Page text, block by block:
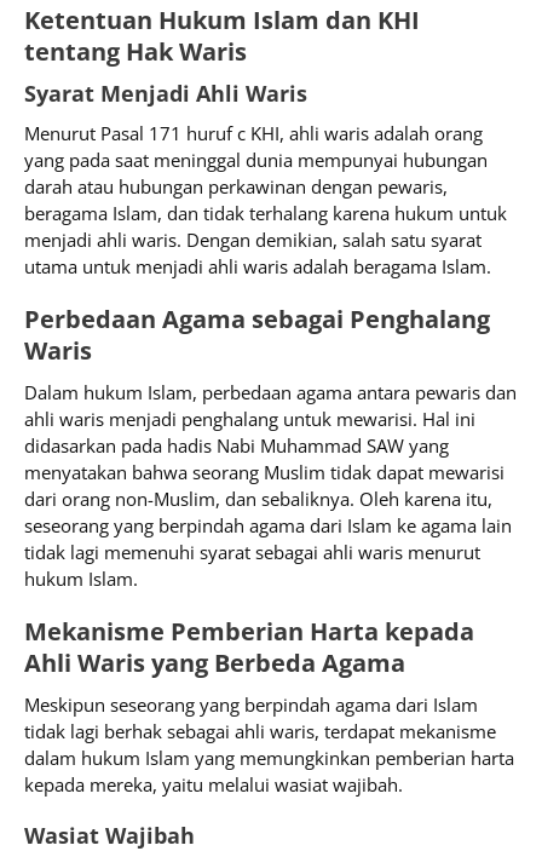
Ketentuan Hukum Islam dan KHI
tentang Hak Waris
Syarat Menjadi Ahli Waris
Menurut Pasal 171 huruf c KHI, ahli waris adalah orang
yang pada saat meninggal dunia mempunyai hubungan
darah atau hubungan perkawinan dengan pewaris,
beragama Islam, dan tidak terhalang karena hukum untuk
menjadi ahli waris. Dengan demikian, salah satu syarat
utama untuk menjadi ahli waris adalah beragama Islam.
Perbedaan Agama sebagai Penghalang
Waris
Dalam hukum Islam, perbedaan agama antara pewaris dan
ahli waris menjadi penghalang untuk mewarisi. Hal ini
didasarkan pada hadis Nabi Muhammad SAW yang
menyatakan bahwa seorang Muslim tidak dapat mewarisi
dari orang non-Muslim, dan sebaliknya. Oleh karena itu,
seseorang yang berpindah agama dari Islam ke agama lain
tidak lagi memenuhi syarat sebagai ahli waris menurut
hukum Islam.
Mekanisme Pemberian Harta kepada
Ahli Waris yang Berbeda Agama
Meskipun seseorang yang berpindah agama dari Islam
tidak lagi berhak sebagai ahli waris, terdapat mekanisme
dalam hukum Islam yang memungkinkan pemberian harta
kepada mereka, yaitu melalui wasiat wajibah.
Wasiat Wajibah